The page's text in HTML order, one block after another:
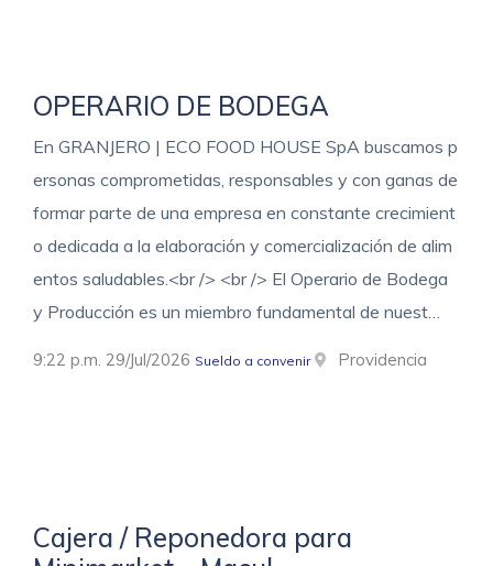
OPERARIO DE BODEGA
En GRANJERO | ECO FOOD HOUSE SpA buscamos p
ersonas comprometidas, responsables y con ganas de
formar parte de una empresa en constante crecimient
o dedicada a la elaboración y comercialización de alim
entos saludables.<br /> <br /> El Operario de Bodega
y Producción es un miembro fundamental de nuest…
9:22 p.m. 29/Jul/2026 Sueldo a convenir Providencia
Cajera / Reponedora para